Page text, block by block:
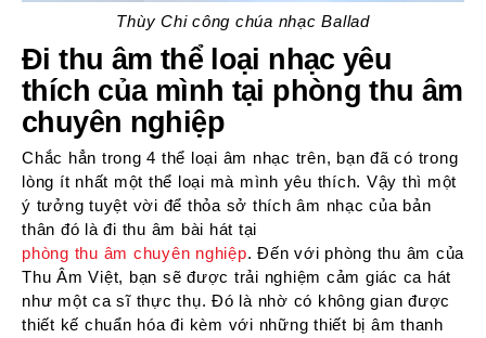
Thùy Chi công chúa nhạc Ballad
Đi thu âm thể loại nhạc yêu
thích của mình tại phòng thu âm
chuyên nghiệp
Chắc hẳn trong 4 thể loại âm nhạc trên, bạn đã có trong
lòng ít nhất một thể loại mà mình yêu thích. Vậy thì một
ý tưởng tuyệt vời để thỏa sở thích âm nhạc của bản
thân đó là đi thu âm bài hát tại
phòng thu âm chuyên nghiệp. Đến với phòng thu âm của
Thu Âm Việt, bạn sẽ được trải nghiệm cảm giác ca hát
như một ca sĩ thực thụ. Đó là nhờ có không gian được
thiết kế chuẩn hóa đi kèm với những thiết bị âm thanh